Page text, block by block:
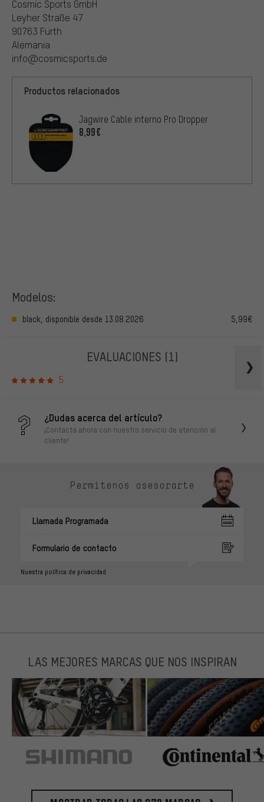
Cosmic Sports GmbH
Leyher Straße 47
90763 Fürth
Alemania
info@cosmicsports.de
Productos relacionados
Jagwire Cable interno Pro Dropper
8,99€
Modelos:
black, disponible desde 13.08.2026 5,99€
EVALUACIONES (1)
5
¿Dudas acerca del artículo?
¡Contacta ahora con nuestro servicio de atención al
cliente!
Permítenos asesorarte
Llamada Programada
Formulario de contacto
Nuestra política de privacidad
LAS MEJORES MARCAS QUE NOS INSPIRAN